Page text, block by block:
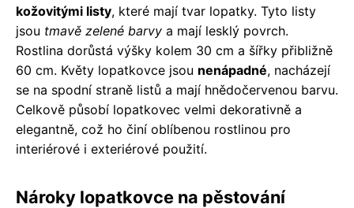
kožovitými listy, které mají tvar lopatky. Tyto listy
jsou tmavě zelené barvy a mají lesklý povrch.
Rostlina dorůstá výšky kolem 30 cm a šířky přibližně
60 cm. Květy lopatkovce jsou nenápadné, nacházejí
se na spodní straně listů a mají hnědočervenou barvu.
Celkově působí lopatkovec velmi dekorativně a
elegantně, což ho činí oblíbenou rostlinou pro
interiérové i exteriérové použití.
Nároky lopatkovce na pěstování